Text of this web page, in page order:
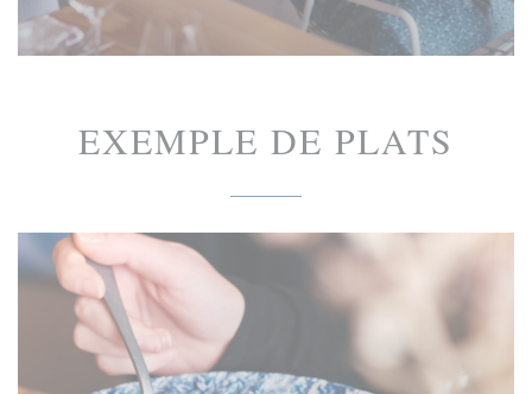
EXEMPLE DE PLATS